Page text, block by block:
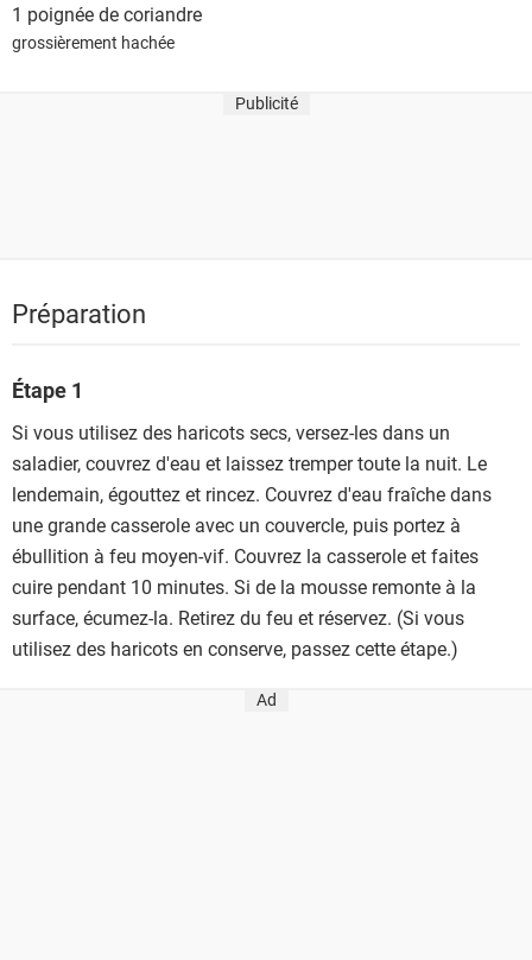
1 poignée decoriandre
grossièrement hachée
Publicité
Préparation
Étape 1
Si vous utilisez des haricots secs, versez-les dans un
saladier, couvrez d'eau et laissez tremper toute la nuit. Le
lendemain, égouttez et rincez. Couvrez d'eau fraîche dans
une grande casserole avec un couvercle, puis portez à
ébullition à feu moyen-vif. Couvrez la casserole et faites
cuire pendant 10 minutes. Si de la mousse remonte à la
surface, écumez-la. Retirez du feu et réservez. (Si vous
utilisez des haricots en conserve, passez cette étape.)
Ad